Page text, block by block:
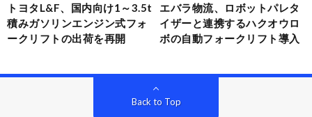
トヨタL&F、国内向け1～3.5t
積みガソリンエンジン式フォ
ークリフトの出荷を再開
エバラ物流、ロボットパレタ
イザーと連携するハクオウロ
ボの自動フォークリフト導入
Back to Top